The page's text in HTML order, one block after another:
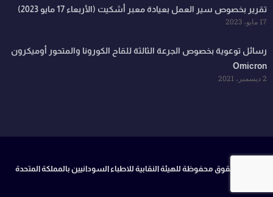
تقرير بخصوص سير العمل بعيادة معبر أشكيت (الأربعاء 17 مايو 2023)
17 مايو، 2023
رسائل توعوية بخصوص الجرعة الثالثة للقاح الكورونا والمتحور أوميكرون
Omicron
2 ديسمبر، 2021
جميع الحقوق محفوظة للهيئة النقابية للاطباء السودانيين بالمملكة المتحدة